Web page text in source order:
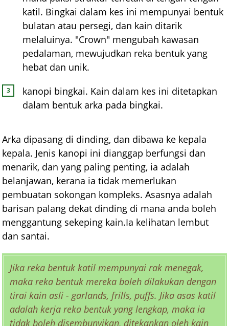
katil. Bingkai dalam kes ini mempunyai bentuk
bulatan atau persegi, dan kain ditarik
melaluinya. "Crown" mengubah kawasan
pedalaman, mewujudkan reka bentuk yang
hebat dan unik.
kanopi bingkai. Kain dalam kes ini ditetapkan
dalam bentuk arka pada bingkai.
Arka dipasang di dinding, dan dibawa ke kepala
kepala. Jenis kanopi ini dianggap berfungsi dan
menarik, dan yang paling penting, ia adalah
belanjawan, kerana ia tidak memerlukan
pembuatan sokongan kompleks. Asasnya adalah
barisan palang dekat dinding di mana anda boleh
menggantung sekeping kain.Ia kelihatan lembut
dan santai.
Jika reka bentuk katil mempunyai rak menegak,
maka reka bentuk mereka boleh dilakukan dengan
tirai kain asli - garlands, frills, puffs. Jika asas katil
adalah kerja reka bentuk yang lengkap, maka ia
tidak boleh disembunyikan, ditekankan oleh kain